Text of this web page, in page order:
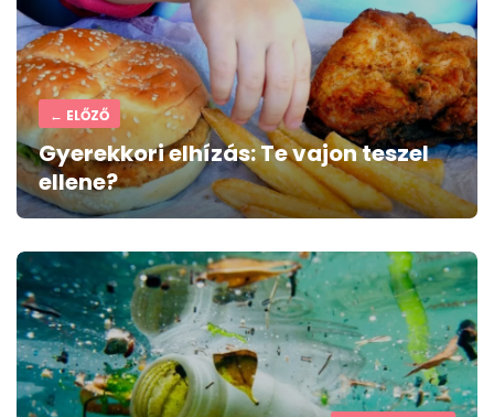
← ELŐZŐ
Gyerekkori elhízás: Te vajon teszel
ellene?